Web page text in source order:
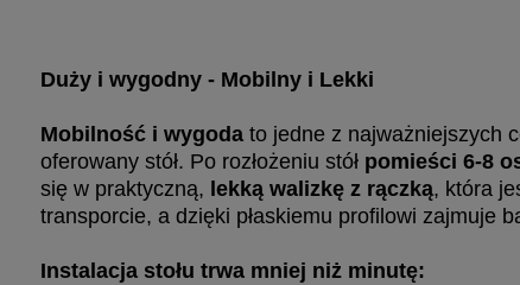
Duży i wygodny - Mobilny i Lekki
Mobilność i wygoda to jedne z najważniejszych
oferowany stół. Po rozłożeniu stół pomieści 6-8
się w praktyczną, lekką walizkę z rączką, która
transporcie, a dzięki płaskiemu profilowi zajmuje
Instalacja stołu trwa mniej niż minutę: